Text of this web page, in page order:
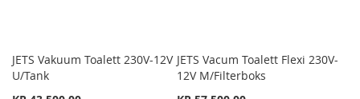
JETS Vakuum Toalett 230V-12V
U/Tank
JETS Vacum Toalett Flexi 230V-
12V M/Filterboks